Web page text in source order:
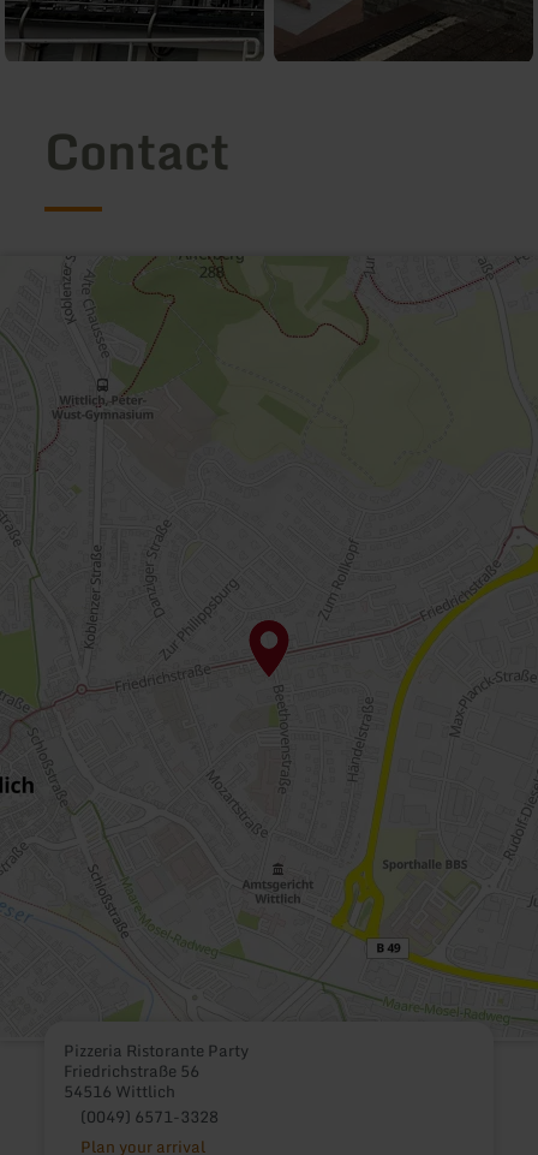
Contact
Pizzeria Ristorante Party
Friedrichstraße 56
54516 Wittlich
(0049) 6571-3328
Plan your arrival